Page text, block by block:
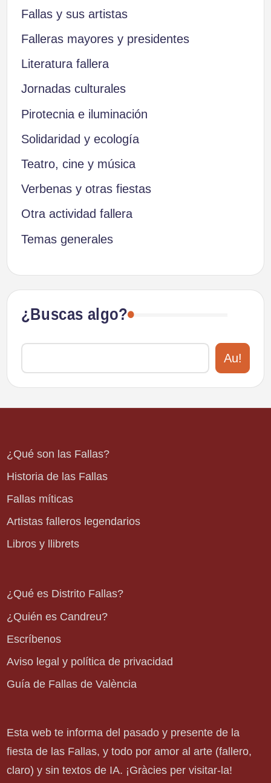
Fallas y sus artistas
Falleras mayores y presidentes
Literatura fallera
Jornadas culturales
Pirotecnia e iluminación
Solidaridad y ecología
Teatro, cine y música
Verbenas y otras fiestas
Otra actividad fallera
Temas generales
¿Buscas algo?
Au!
¿Qué son las Fallas?
Historia de las Fallas
Fallas míticas
Artistas falleros legendarios
Libros y llibrets
¿Qué es Distrito Fallas?
¿Quién es Candreu?
Escríbenos
Aviso legal y política de privacidad
Guía de Fallas de València
Esta web te informa del pasado y presente de la
fiesta de las Fallas, y todo por amor al arte (fallero,
claro) y sin textos de IA. ¡Gràcies per visitar-la!